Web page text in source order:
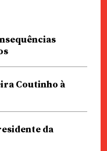
Coutinho à
da